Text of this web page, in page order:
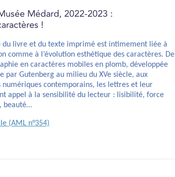
Médard, 2022-2023 :
!
du livre et du texte imprimé est intimement liée à
comme à l’évolution esthétique des caractères. De
en caractères mobiles en plomb, développée
par Gutenberg au milieu du XVe siècle, aux
numériques contemporains, les lettres et leur
appel à la sensibilité du lecteur : lisibilité, force
beauté…
(AML n°354)